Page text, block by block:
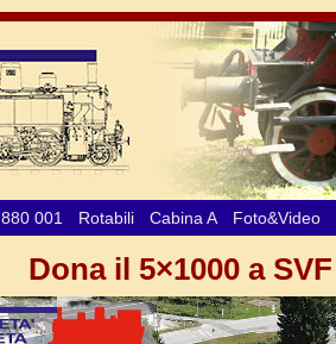
880 001 Rotabili Cabina A Foto&Video
Dona il 5×1000 a SVF